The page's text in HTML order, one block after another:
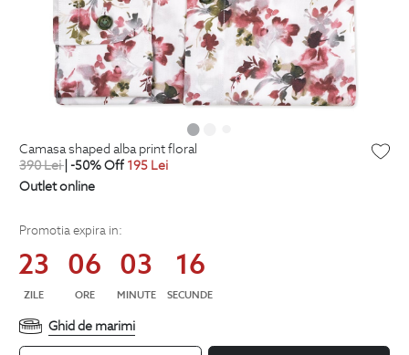
camasa shaped alba print floral
390Lei| -50% Off 195 Lei
Outlet online
Promotia expira in:
23
ZILE
06
ORE
03
MINUTE
15
SECUNDE
Ghid de marimi